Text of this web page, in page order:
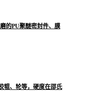
的PU聚醚密封件、膜
辊、轮等，硬度在邵氏